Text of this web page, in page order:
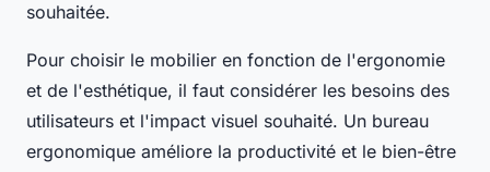
souhaitée.
Pour choisir le mobilier en fonction de l'ergonomie
et de l'esthétique, il faut considérer les besoins des
utilisateurs et l'impact visuel souhaité. Un bureau
ergonomique améliore la productivité et le bien-être